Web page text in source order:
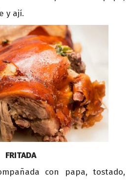
y ají.
FRITADA
con papa, tostado,